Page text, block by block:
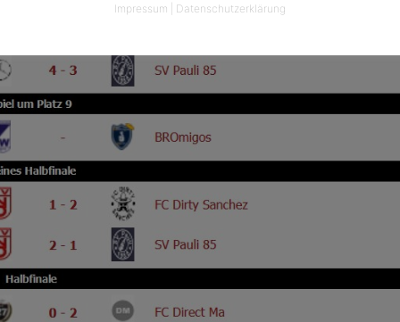
Impressum Datenschutzerklärung